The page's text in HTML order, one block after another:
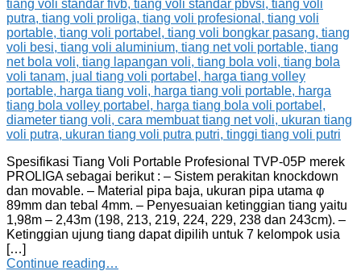
Spesifikasi Tiang Voli Portable Profesional TVP-05P merek
PROLIGA sebagai berikut : – Sistem perakitan knockdown
dan movable. – Material pipa baja, ukuran pipa utama φ
89mm dan tebal 4mm. – Penyesuaian ketinggian tiang yaitu
1,98m – 2,43m (198, 213, 219, 224, 229, 238 dan 243cm). –
Ketinggian ujung tiang dapat dipilih untuk 7 kelompok usia
[…]
Continue reading…